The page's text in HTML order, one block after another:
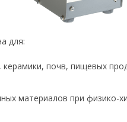
для:
почв, пищевых
материалов при физико-